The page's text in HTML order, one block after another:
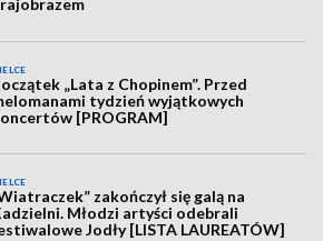
„Lata z Chopinem”. Przed
tydzień wyjątkowych
[PROGRAM]
zakończył się galą na
Młodzi artyści odebrali
Jodły [LISTA LAUREATÓW]